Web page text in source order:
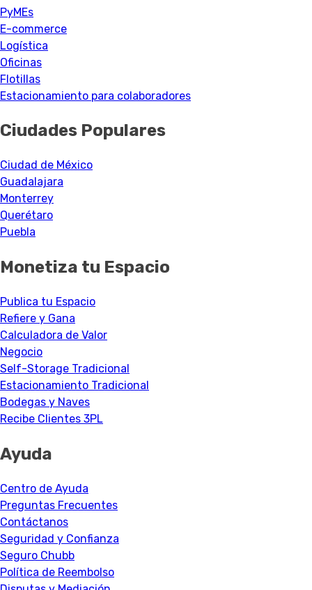
PyMEs
E-commerce
Logística
Oficinas
Flotillas
Estacionamiento para colaboradores
Ciudades Populares
Ciudad de México
Guadalajara
Monterrey
Querétaro
Puebla
Monetiza tu Espacio
Publica tu Espacio
Refiere y Gana
Calculadora de Valor
Negocio
Self-Storage Tradicional
Estacionamiento Tradicional
Bodegas y Naves
Recibe Clientes 3PL
Ayuda
Centro de Ayuda
Preguntas Frecuentes
Contáctanos
Seguridad y Confianza
Seguro Chubb
Política de Reembolso